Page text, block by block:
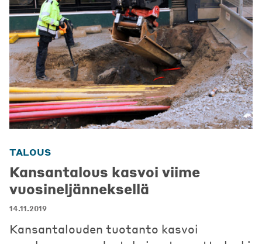
TALOUS
Kansantalous kasvoi viime
vuosineljänneksellä
14.11.2019
Kansantalouden tuotanto kasvoi